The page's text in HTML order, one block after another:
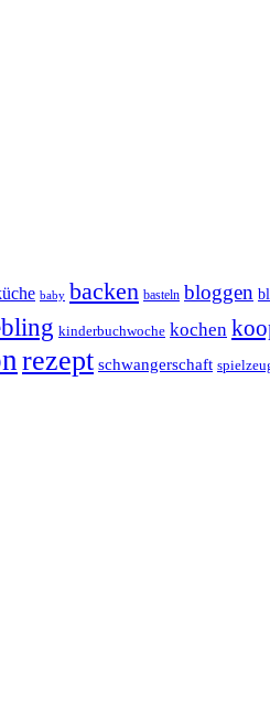
baby backen basteln bloggen
kinderbuchwoche kochen
rezept schwangerschaft